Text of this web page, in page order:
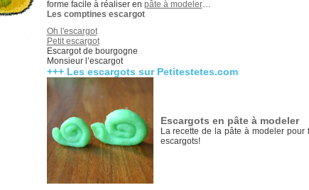
forme facile à réaliser en pâte à modeler…
Les comptines escargot
Oh l'escargot
Petit escargot
Escargot de bourgogne
Monsieur l’escargot
+++ Les escargots sur Petitestetes.com
Escargots en pâte à modeler
La recette de la pâte à modeler pour
escargots!